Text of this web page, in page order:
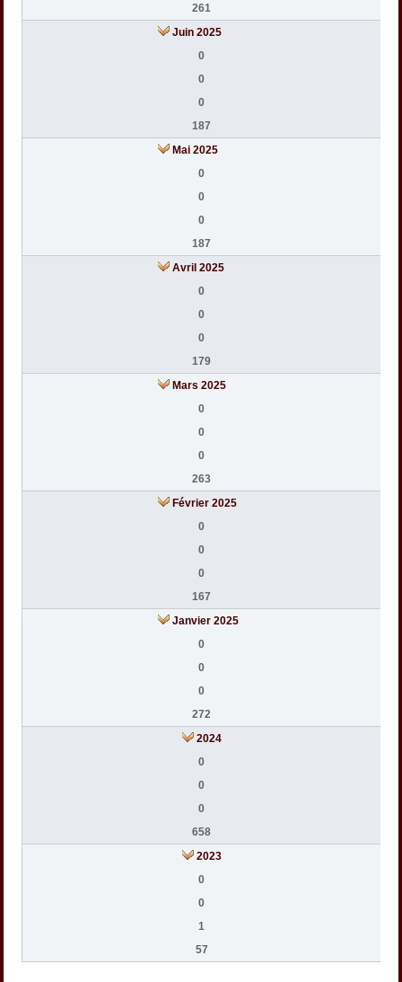
261
Juin 2025
0
0
0
187
Mai 2025
0
0
0
187
Avril 2025
0
0
0
179
Mars 2025
0
0
0
263
Février 2025
0
0
0
167
Janvier 2025
0
0
0
272
2024
0
0
0
658
2023
0
0
1
57